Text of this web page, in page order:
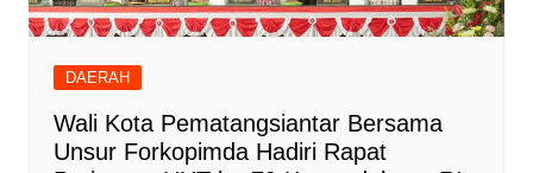
DAERAH
Wali Kota Pematangsiantar Bersama
Unsur Forkopimda Hadiri Rapat